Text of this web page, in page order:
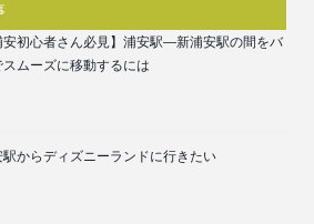
安初心者さん必見】浦安駅―新浦安駅の間をバ
スムーズに移動するには
駅からディズニーランドに行きたい